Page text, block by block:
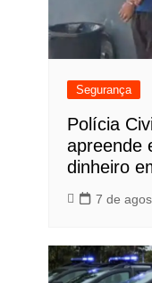
Segurança
Polícia
apreende
dinheiro
7 de